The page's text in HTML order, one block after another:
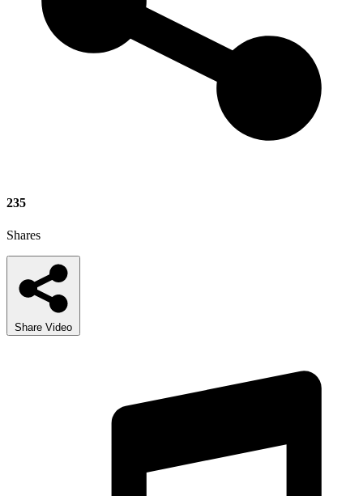
235
Shares
Share Video